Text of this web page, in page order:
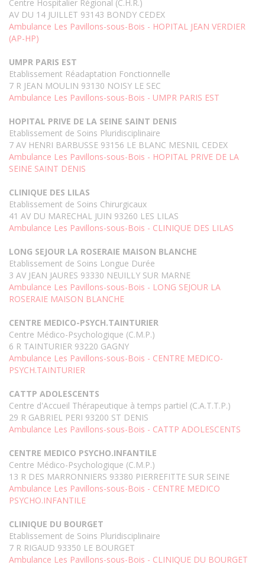
Centre Hospitalier Régional (C.H.R.)
AV DU 14 JUILLET 93143 BONDY CEDEX
Ambulance Les Pavillons-sous-Bois - HOPITAL JEAN VERDIER
(AP-HP)
UMPR PARIS EST
Etablissement Réadaptation Fonctionnelle
7 R JEAN MOULIN 93130 NOISY LE SEC
Ambulance Les Pavillons-sous-Bois - UMPR PARIS EST
HOPITAL PRIVE DE LA SEINE SAINT DENIS
Etablissement de Soins Pluridisciplinaire
7 AV HENRI BARBUSSE 93156 LE BLANC MESNIL CEDEX
Ambulance Les Pavillons-sous-Bois - HOPITAL PRIVE DE LA
SEINE SAINT DENIS
CLINIQUE DES LILAS
Etablissement de Soins Chirurgicaux
41 AV DU MARECHAL JUIN 93260 LES LILAS
Ambulance Les Pavillons-sous-Bois - CLINIQUE DES LILAS
LONG SEJOUR LA ROSERAIE MAISON BLANCHE
Etablissement de Soins Longue Durée
3 AV JEAN JAURES 93330 NEUILLY SUR MARNE
Ambulance Les Pavillons-sous-Bois - LONG SEJOUR LA
ROSERAIE MAISON BLANCHE
CENTRE MEDICO-PSYCH.TAINTURIER
Centre Médico-Psychologique (C.M.P.)
6 R TAINTURIER 93220 GAGNY
Ambulance Les Pavillons-sous-Bois - CENTRE MEDICO-
PSYCH.TAINTURIER
CATTP ADOLESCENTS
Centre d'Accueil Thérapeutique à temps partiel (C.A.T.T.P.)
29 R GABRIEL PERI 93200 ST DENIS
Ambulance Les Pavillons-sous-Bois - CATTP ADOLESCENTS
CENTRE MEDICO PSYCHO.INFANTILE
Centre Médico-Psychologique (C.M.P.)
13 R DES MARRONNIERS 93380 PIERREFITTE SUR SEINE
Ambulance Les Pavillons-sous-Bois - CENTRE MEDICO
PSYCHO.INFANTILE
CLINIQUE DU BOURGET
Etablissement de Soins Pluridisciplinaire
7 R RIGAUD 93350 LE BOURGET
Ambulance Les Pavillons-sous-Bois - CLINIQUE DU BOURGET